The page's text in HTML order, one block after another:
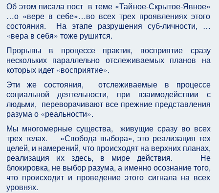
Об этом писала пост в теме «Тайное-Скрытое-Явное»
…о «вере в себе»…во всех трех проявлениях этого
состояния. На этапе разрушения суб-личности, …
«вера в себя» тоже рушится.
Прорывы в процессе практик, восприятие сразу
нескольких параллельно отслеживаемых планов на
которых идет «восприятие».
Эти же состояния, отслеживаемые в процессе
социальной деятельности, при взаимодействии с
людьми, переворачивают все прежние представления
разума о «реальности».
Мы многомерные существа, живущие сразу во всех
трех телах. «Свобода выбора», это реализация тех
целей, и намерений, что происходят на верхних планах,
реализация их здесь, в мире действия. Не
блокировка, не выбор разума, а именно осознание того,
что происходит и проведение этого сигнала на всех
уровнях.